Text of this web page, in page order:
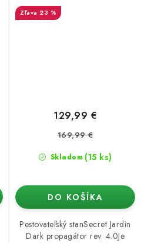
23 %
Skladom (15 ks)
129,99 €
169,99 €
DO KOŠÍKA
Pestovateľský stanSecret Jardin
Dark propagátor rev. 4.0Je